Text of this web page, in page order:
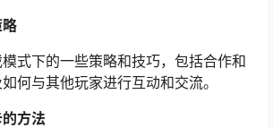
式下的一些策略和技巧，包括合作和
何与其他玩家进行互动和交流。
方法